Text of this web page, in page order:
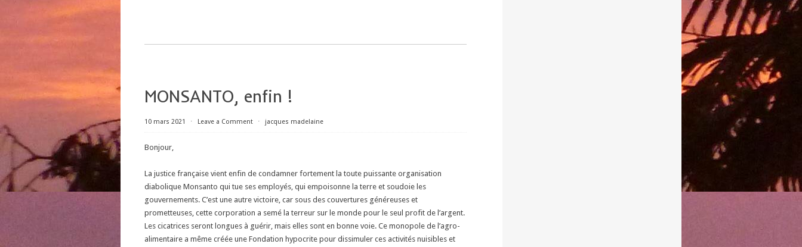
MONSANTO, enfin !
10 mars 2021 ⋅ Leave a Comment ⋅ jacques madelaine
Bonjour,
La justice française vient enfin de condamner fortement la toute puissante organisation
diabolique Monsanto qui tue ses employés, qui empoisonne la terre et soudoie les
gouvernements. C’est une autre victoire, car sous des couvertures généreuses et
prometteuses, cette corporation a semé la terreur sur le monde pour le seul profit de l’argent.
Les cicatrices seront longues à guérir, mais elles sont en bonne voie. Ce monopole de l’agro-
alimentaire a même créée une Fondation hypocrite pour dissimuler ces activités nuisibles et